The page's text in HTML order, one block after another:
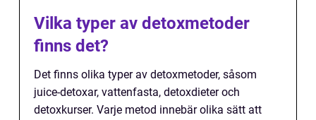
Vilka typer av detoxmetoder
finns det?
Det finns olika typer av detoxmetoder, såsom
juice-detoxar, vattenfasta, detoxdieter och
detoxkurser. Varje metod innebär olika sätt att